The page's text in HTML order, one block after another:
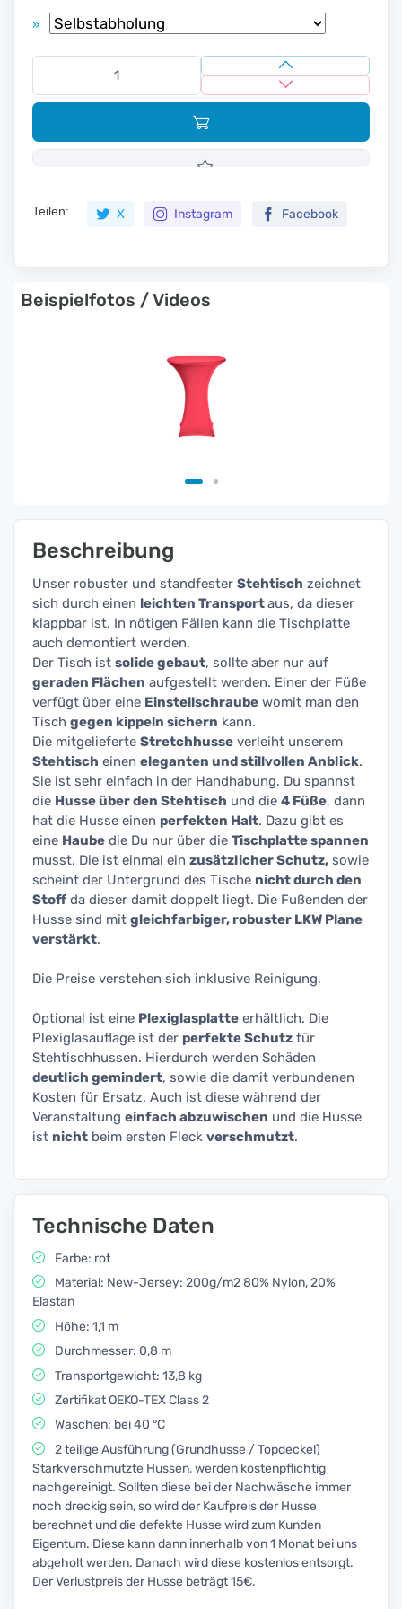
»
Teilen: X Instagram Facebook
Beispielfotos / Videos
Beschreibung
Unser robuster und standfester Stehtisch zeichnet
sich durch einen leichten Transportaus, da dieser
klappbar ist. In nötigen Fällen kann die Tischplatte
auch demontiert werden.
Der Tisch ist solide gebaut, sollte aber nur auf
geraden Flächen aufgestellt werden. Einer der Füße
verfügt über eine Einstellschraube womit man den
Tisch gegen kippeln sichern kann.
Die mitgelieferte Stretchhusse verleiht unserem
Stehtisch einen eleganten und stillvollen Anblick.
Sie ist sehr einfach in der Handhabung. Du spannst
die Husse über den Stehtisch und die 4 Füße, dann
hat die Husse einen perfekten Halt. Dazu gibt es
eine Haube die Du nur über die Tischplatte spannen
musst. Die ist einmal ein zusätzlicher Schutz, sowie
scheint der Untergrund des Tische nicht durch den
Stoff da dieser damit doppelt liegt. Die Fußenden der
Husse sind mit gleichfarbiger, robuster LKW Plane
verstärkt.
Die Preise verstehen sich inklusive Reinigung.
Optional ist eine Plexiglasplatte erhältlich. Die
Plexiglasauflage ist der perfekte Schutz für
Stehtischhussen. Hierdurch werden Schäden
deutlich gemindert, sowie die damit verbundenen
Kosten für Ersatz. Auch ist diese während der
Veranstaltung einfach abzuwischen und die Husse
ist nicht beim ersten Fleck verschmutzt.
Technische Daten
Farbe: rot
Material: New-Jersey: 200g/m2 80% Nylon, 20%
Elastan
Höhe: 1,1 m
Durchmesser: 0,8 m
Transportgewicht: 13,8 kg
Zertifikat OEKO-TEX Class 2
Waschen: bei 40 °C
2 teilige Ausführung (Grundhusse / Topdeckel)
Starkverschmutzte Hussen, werden kostenpflichtig
nachgereinigt. Sollten diese bei der Nachwäsche immer
noch dreckig sein, so wird der Kaufpreis der Husse
berechnet und die defekte Husse wird zum Kunden
Eigentum. Diese kann dann innerhalb von 1 Monat bei uns
abgeholt werden. Danach wird diese kostenlos entsorgt.
Der Verlustpreis der Husse beträgt 15€.